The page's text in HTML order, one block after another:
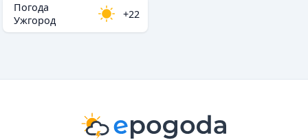
Погода
Ужгород
+22